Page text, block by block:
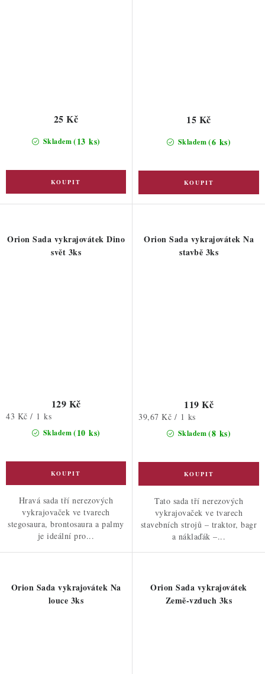
Skladem(13 ks)
25 Kč
Skladem(6 ks)
15 Kč
Orion Sada vykrajovátek Dino
svět 3ks
Skladem(10 ks)
129 Kč
Měrná
43 Kč / 1 ks
Hravá sada tří nerezových
vykrajovaček ve tvarech
stegosaura, brontosaura a palmy
je ideální pro...
Orion Sada vykrajovátek Na
stavbě 3ks
Skladem(8 ks)
119 Kč
Měrná
39,67 Kč / 1 ks
Tato sada tří nerezových
vykrajovaček ve tvarech
stavebních strojů – traktor, bagr
a náklaďák –...
Orion Sada vykrajovátek Na
louce 3ks
Orion Sada vykrajovátek
Země-vzduch 3ks